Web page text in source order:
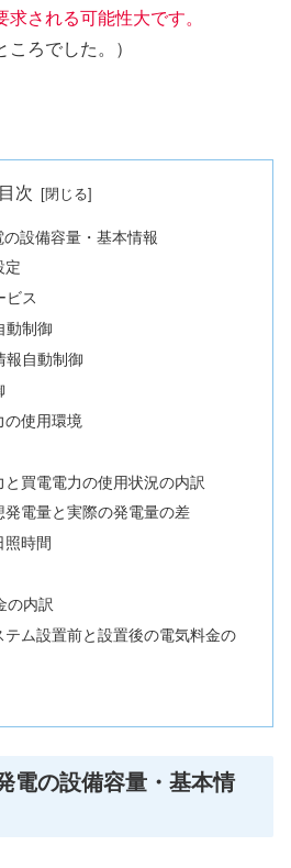
される可能性大です。
ころでした。）
目次
設備容量・基本情報
定
ビス
動制御
報自動制御
の使用環境
と買電電力の使用状況の内訳
発電量と実際の発電量の差
照時間
の内訳
テム設置前と設置後の電気料金の
電の設備容量・基本情